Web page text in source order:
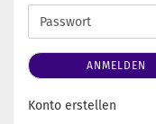
Adresse
Passwort
ANMELDEN
Konto erstellen